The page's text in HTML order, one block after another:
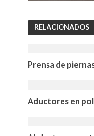
RELACIONADOS
Prensa de
Aductores en